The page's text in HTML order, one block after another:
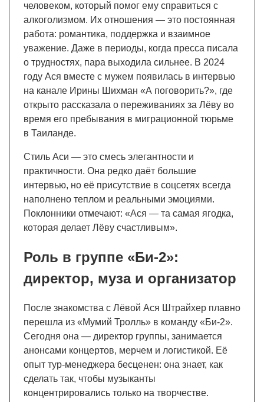
человеком, который помог ему справиться с
алкоголизмом. Их отношения — это постоянная
работа: романтика, поддержка и взаимное
уважение. Даже в периоды, когда пресса писала
о трудностях, пара выходила сильнее. В 2024
году Ася вместе с мужем появилась в интервью
на канале Ирины Шихман «А поговорить?», где
открыто рассказала о переживаниях за Лёву во
время его пребывания в миграционной тюрьме
в Таиланде.
Стиль Аси — это смесь элегантности и
практичности. Она редко даёт большие
интервью, но её присутствие в соцсетях всегда
наполнено теплом и реальными эмоциями.
Поклонники отмечают: «Ася — та самая ягодка,
которая делает Лёву счастливым».
Роль в группе «Би-2»:
директор, муза и организатор
После знакомства с Лёвой Ася Штрайхер плавно
перешла из «Мумий Тролль» в команду «Би-2».
Сегодня она — директор группы, занимается
анонсами концертов, мерчем и логистикой. Её
опыт тур-менеджера бесценен: она знает, как
сделать так, чтобы музыканты
концентрировались только на творчестве.